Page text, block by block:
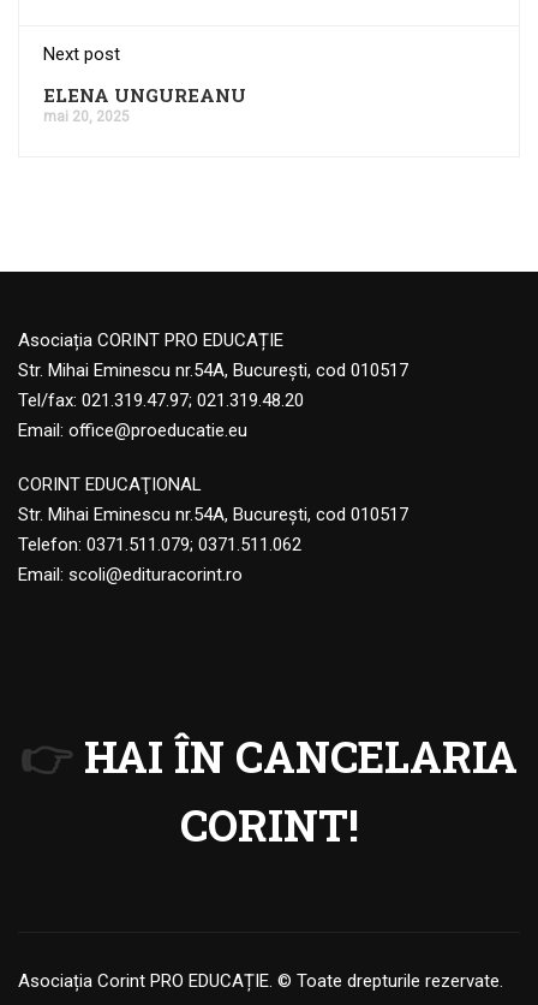
Next post
ELENA UNGUREANU
mai 20, 2025
Asociația CORINT PRO EDUCAȚIE
Str. Mihai Eminescu nr.54A, București, cod 010517
Tel/fax: 021.319.47.97; 021.319.48.20
Email: office@proeducatie.eu
CORINT EDUCAŢIONAL
Str. Mihai Eminescu nr.54A, Bucureşti, cod 010517
Telefon: 0371.511.079; 0371.511.062
Email: scoli@edituracorint.ro
👉 HAI ÎN CANCELARIA
CORINT!
Asociația Corint PRO EDUCAȚIE. © Toate drepturile rezervate.